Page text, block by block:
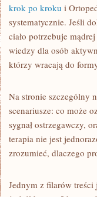
krok po kroku i
systematycznie. Jeśli
ciało potrzebuje
wiedzy dla osób
którzy wracają do
Na stronie szczególny
scenariusze: co może
sygnał ostrzegawczy,
terapia nie jest
zrozumieć, dlaczego
Jednym z filarów treści